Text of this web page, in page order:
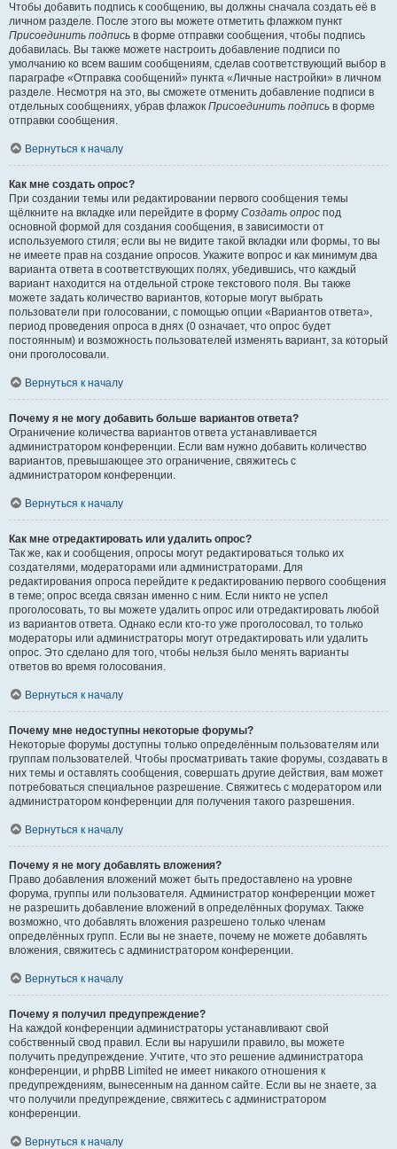
Чтобы добавить подпись к сообщению, вы должны сначала создать её в
личном разделе. После этого вы можете отметить флажком пункт
Присоединить подпись в форме отправки сообщения, чтобы подпись
добавилась. Вы также можете настроить добавление подписи по
умолчанию ко всем вашим сообщениям, сделав соответствующий выбор в
параграфе «Отправка сообщений» пункта «Личные настройки» в личном
разделе. Несмотря на это, вы сможете отменить добавление подписи в
отдельных сообщениях, убрав флажок Присоединить подпись в форме
отправки сообщения.
Вернуться к началу
Как мне создать опрос?
При создании темы или редактировании первого сообщения темы
щёлкните на вкладке или перейдите в форму Создать опрос под
основной формой для создания сообщения, в зависимости от
используемого стиля; если вы не видите такой вкладки или формы, то вы
не имеете прав на создание опросов. Укажите вопрос и как минимум два
варианта ответа в соответствующих полях, убедившись, что каждый
вариант находится на отдельной строке текстового поля. Вы также
можете задать количество вариантов, которые могут выбрать
пользователи при голосовании, с помощью опции «Вариантов ответа»,
период проведения опроса в днях (0 означает, что опрос будет
постоянным) и возможность пользователей изменять вариант, за который
они проголосовали.
Вернуться к началу
Почему я не могу добавить больше вариантов ответа?
Ограничение количества вариантов ответа устанавливается
администратором конференции. Если вам нужно добавить количество
вариантов, превышающее это ограничение, свяжитесь с
администратором конференции.
Вернуться к началу
Как мне отредактировать или удалить опрос?
Так же, как и сообщения, опросы могут редактироваться только их
создателями, модераторами или администраторами. Для
редактирования опроса перейдите к редактированию первого сообщения
в теме; опрос всегда связан именно с ним. Если никто не успел
проголосовать, то вы можете удалить опрос или отредактировать любой
из вариантов ответа. Однако если кто-то уже проголосовал, то только
модераторы или администраторы могут отредактировать или удалить
опрос. Это сделано для того, чтобы нельзя было менять варианты
ответов во время голосования.
Вернуться к началу
Почему мне недоступны некоторые форумы?
Некоторые форумы доступны только определённым пользователям или
группам пользователей. Чтобы просматривать такие форумы, создавать в
них темы и оставлять сообщения, совершать другие действия, вам может
потребоваться специальное разрешение. Свяжитесь с модератором или
администратором конференции для получения такого разрешения.
Вернуться к началу
Почему я не могу добавлять вложения?
Право добавления вложений может быть предоставлено на уровне
форума, группы или пользователя. Администратор конференции может
не разрешить добавление вложений в определённых форумах. Также
возможно, что добавлять вложения разрешено только членам
определённых групп. Если вы не знаете, почему не можете добавлять
вложения, свяжитесь с администратором конференции.
Вернуться к началу
Почему я получил предупреждение?
На каждой конференции администраторы устанавливают свой
собственный свод правил. Если вы нарушили правило, вы можете
получить предупреждение. Учтите, что это решение администратора
конференции, и phpBB Limited не имеет никакого отношения к
предупреждениям, вынесенным на данном сайте. Если вы не знаете, за
что получили предупреждение, свяжитесь с администратором
конференции.
Вернуться к началу